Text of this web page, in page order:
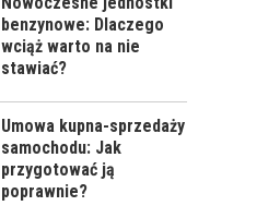
benzynowe: Dlaczego
wciąż warto na nie
stawiać?
Umowa kupna-sprzedaży
samochodu: Jak
przygotować ją
poprawnie?